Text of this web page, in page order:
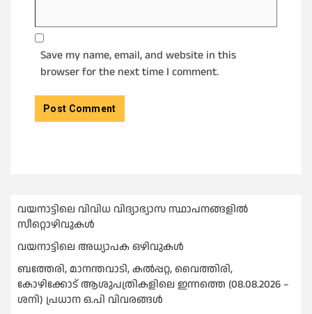
Save my name, email, and website in this
browser for the next time I comment.
വയനാട്ടിലെ വിവിധ വിദ്യാഭ്യാസ സ്ഥാപനങ്ങളിൽ
സീറ്റൊഴിവുകൾ
വയനാട്ടിലെ അധ്യാപക ഒഴിവുകൾ
ബത്തേരി, മാനന്തവാടി, കൽപ്പറ്റ, വൈത്തിരി,
കോഴിക്കോട് ആശുപത്രികളിലെ ഇന്നത്തെ (08.08.2026 –
ശനി) പ്രധാന ഒ.പി വിവരങ്ങൾ